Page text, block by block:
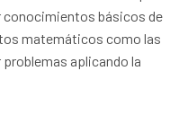
conocimientos básicos de
matemáticos como las
aplicando la